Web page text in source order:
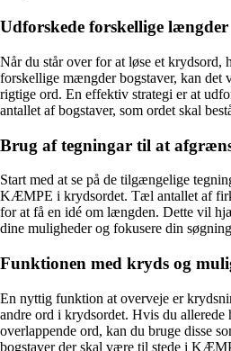
Udforskede forskellige længder
Når du står over for at løse et krydsord,
forskellige mængder bogstaver, kan det
rigtige ord. En effektiv strategi er at
antallet af bogstaver, som ordet skal
Brug af tegningar til at
Start med at se på de tilgængelige
KÆMPE i krydsordet. Tæl antallet af
for at få en idé om længden. Dette vil
dine muligheder og fokusere din
Funktionen med kryds og
En nyttig funktion at overveje er
andre ord i krydsordet. Hvis du allerede
overlappende ord, kan du bruge disse
bogstaver der skal være til stede i